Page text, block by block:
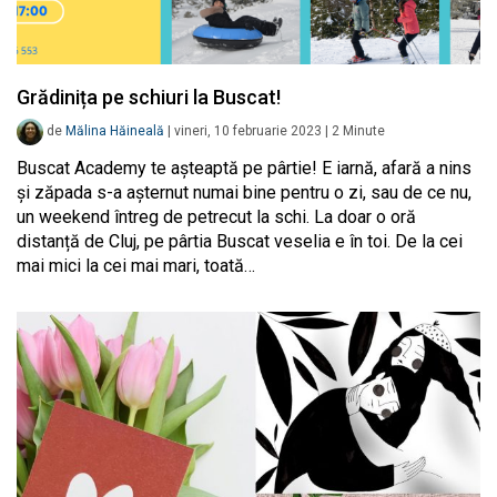
Grădinița pe schiuri la Buscat!
de Mălina Hăineală vineri, 10 februarie 2023 2 Minute
Buscat Academy te așteaptă pe pârtie! E iarnă, afară a nins
și zăpada s-a așternut numai bine pentru o zi, sau de ce nu,
un weekend întreg de petrecut la schi. La doar o oră
distanță de Cluj, pe pârtia Buscat veselia e în toi. De la cei
mai mici la cei mai mari, toată…